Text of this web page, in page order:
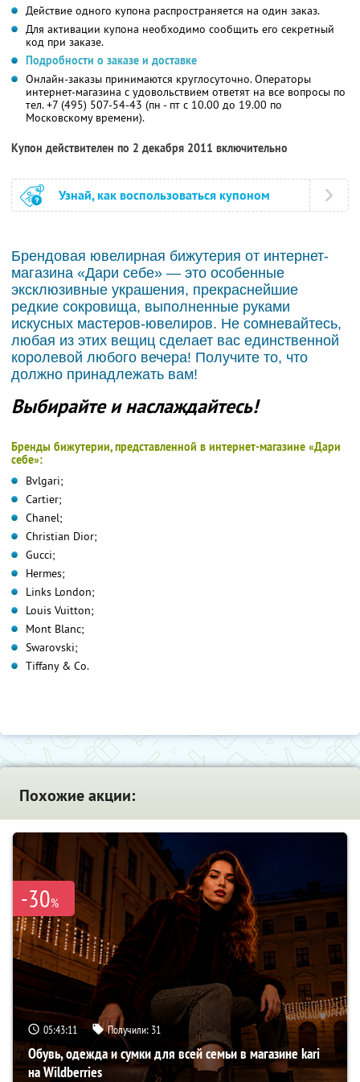
Действие одного купона распространяется на один заказ.
Для активации купона необходимо сообщить его секретный
код при заказе.
Подробности о заказе и доставке
Онлайн-заказы принимаются круглосуточно. Операторы
интернет-магазина с удовольствием ответят на все вопросы по
тел. +7 (495) 507-54-43 (пн - пт с 10.00 до 19.00 по
Московскому времени).
Купон действителен по 2 декабря 2011 включительно
Узнай, как воспользоваться купоном
Брендовая ювелирная бижутерия от интернет-
магазина «Дари себе» — это особенные
эксклюзивные украшения, прекраснейшие
редкие сокровища, выполненные руками
искусных мастеров-ювелиров. Не сомневайтесь,
любая из этих вещиц сделает вас единственной
королевой любого вечера! Получите то, что
должно принадлежать вам!
Выбирайте и наслаждайтесь!
Бренды бижутерии, представленной в интернет-магазине «Дари
себе»:
Bvlgari;
Cartier;
Chanel;
Christian Dior;
Gucci;
Hermes;
Links London;
Louis Vuitton;
Mont Blanc;
Swarovski;
Tiffany & Co.
Похожие акции:
-30%
05:43:10 Получили: 31
Обувь, одежда и сумки для всей семьи в магазине kari
на Wildberries